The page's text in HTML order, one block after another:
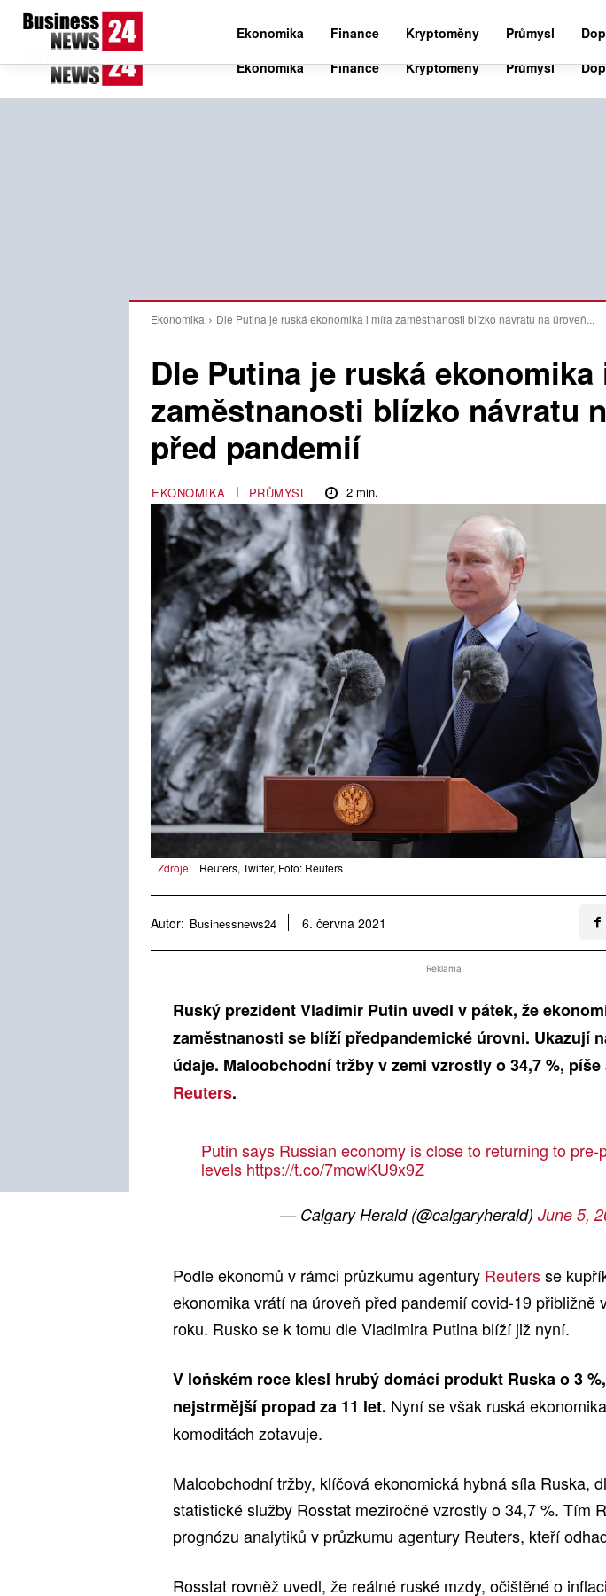
19.6 Czech
Pátek 7. srpna 2026
Ekonomika Finance Kryptoměny Průmysl
Ekonomika Dle Putina je ruská ekonomika i míra zaměstnanosti blízko návratu na úroveň...
Dle Putina je ruská
zaměstnanosti blízko návratu
před pandemií
EKONOMIKA PRŮMYSL 2 min.
Zdroje: Reuters, Twitter, Foto: Reuters
Autor: Businessnews24 6. června 2021
Reklama
Ruský prezident Vladimir Putin uvedl v pátek, že
zaměstnanosti se blíží předpandemické úrovni. Ukazují
údaje. Maloobchodní tržby v zemi vzrostly o 34,7 %,
Reuters.
Putin says Russian economy is close to returning to pre-
levels https://t.co/7mowKU9x9Z
— Calgary Herald (@calgaryherald)June 5,
Podle ekonomů v rámci průzkumu agentury Reutersse
ekonomika vrátí na úroveň před pandemií covid-19 přibližně
roku. Rusko se k tomu dle Vladimira Putina blíží již nyní.
V loňském roce klesl hrubý domácí produkt Ruska o 3
nejstrmější propad za 11 let. Nyní se však ruská
komoditách zotavuje.
Maloobchodní tržby, klíčová ekonomická hybná síla Ruska,
statistické služby Rosstat meziročně vzrostly o 34,7 %. Tím
prognózu analytiků v průzkumu agentury Reuters, kteří
Rosstat rovněž uvedl, že reálné ruské mzdy, očištěné o